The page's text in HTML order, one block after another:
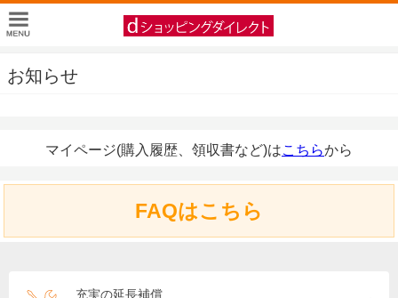
お知らせ
マイページ(購入履歴、領収書など)はこちらから
FAQはこちら
充実の延長補償